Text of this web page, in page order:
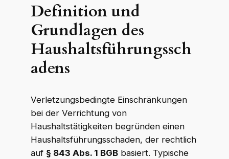
Definition und
Grundlagen des
Haushaltsführungssch
adens
Verletzungsbedingte Einschränkungen
bei der Verrichtung von
Haushaltstätigkeiten begründen einen
Haushaltsführungsschaden, der rechtlich
auf § 843 Abs. 1 BGBbasiert. Typische